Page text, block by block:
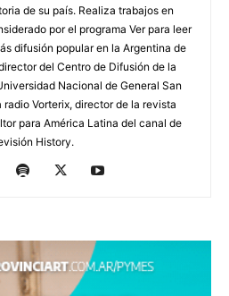
de su país. Realiza trabajos en
por el programa Ver para leer
difusión popular en la Argentina de
del Centro de Difusión de la
Nacional de General San
Vorterix, director de la revista
para América Latina del canal de
History.